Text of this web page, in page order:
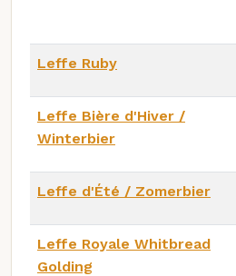
Leffe Ruby
Leffe Bière d'Hiver /
Winterbier
Leffe d'Été / Zomerbier
Leffe Royale Whitbread
Golding